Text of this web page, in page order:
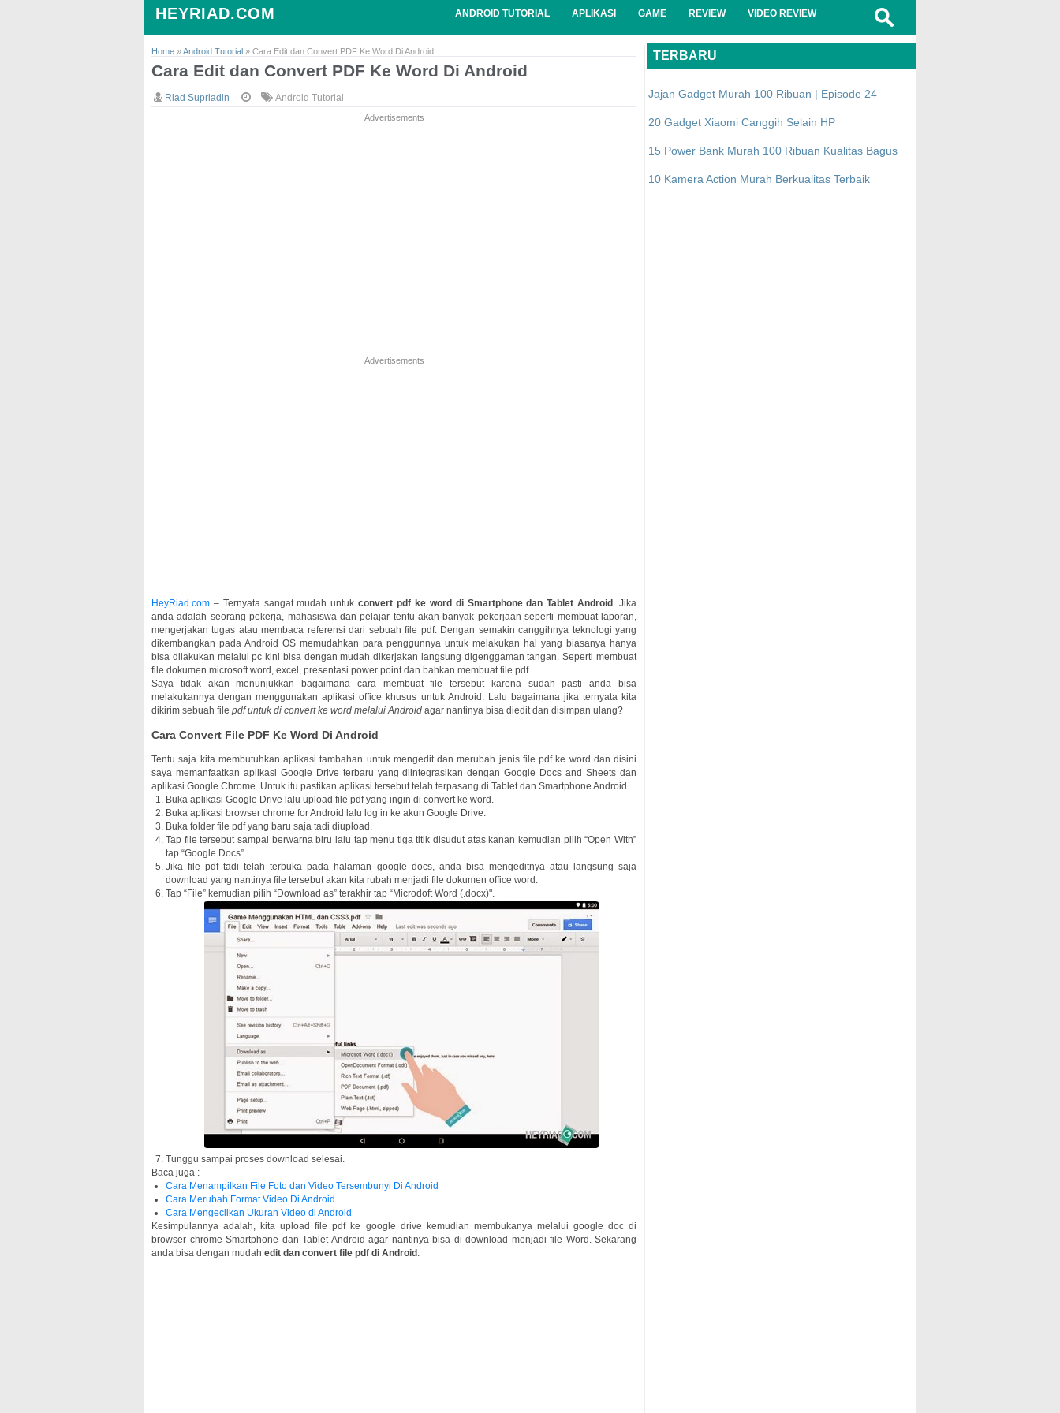
HEYRIAD.COM ANDROID TUTORIAL APLIKASI GAME REVIEW VIDEO REVIEW
Home »Android Tutorial » Cara Edit dan Convert PDF Ke Word Di Android
Cara Edit dan Convert PDF Ke Word Di Android
Riad Supriadin Android Tutorial
Advertisements
Advertisements
HeyRiad.com – Ternyata sangat mudah untukconvert pdf ke word di Smartphone dan Tablet Android . Jika
anda adalah seorang pekerja, mahasiswa dan pelajar tentu akan banyak pekerjaan seperti membuat laporan,
mengerjakan tugas atau membaca referensi dari sebuah file pdf. Dengan semakin canggihnya teknologi yang
dikembangkan pada Android OS memudahkan para penggunnya untuk melakukan hal yang biasanya hanya
bisa dilakukan melalui pc kini bisa dengan mudah dikerjakan langsung digenggaman tangan. Seperti membuat
file dokumen microsoft word, excel, presentasi power point dan bahkan membuat file pdf.
Saya tidak akan menunjukkan bagaimana cara membuat file tersebut karena sudah pasti anda bisa
melakukannya dengan menggunakan aplikasi office khusus untuk Android. Lalu bagaimana jika ternyata kita
dikirim sebuah file pdf untuk di convert ke word melalui Android agar nantinya bisa diedit dan disimpan ulang?
Cara Convert File PDF Ke Word Di Android
Tentu saja kita membutuhkan aplikasi tambahan untuk mengedit dan merubah jenis file pdf ke word dan disini
saya memanfaatkan aplikasi Google Drive terbaru yang diintegrasikan dengan Google Docs and Sheets dan
aplikasi Google Chrome. Untuk itu pastikan aplikasi tersebut telah terpasang di Tablet dan Smartphone Android.
Buka aplikasi Google Drive lalu upload file pdf yang ingin di convert ke word.
Buka aplikasi browser chrome for Android lalu log in ke akun Google Drive.
Buka folder file pdf yang baru saja tadi diupload.
Tap file tersebut sampai berwarna biru lalu tap menu tiga titik disudut atas kanan kemudian pilih “Open With”
tap “Google Docs”.
Jika file pdf tadi telah terbuka pada halaman google docs, anda bisa mengeditnya atau langsung saja
download yang nantinya file tersebut akan kita rubah menjadi file dokumen office word.
Tap “File” kemudian pilih “Download as” terakhir tap “Microdoft Word (.docx)".
Tunggu sampai proses download selesai.
Baca juga :
Cara Menampilkan File Foto dan Video Tersembunyi Di Android
Cara Merubah Format Video Di Android
Cara Mengecilkan Ukuran Video di Android
Kesimpulannya adalah, kita upload file pdf ke google drive kemudian membukanya melalui google doc di
browser chrome Smartphone dan Tablet Android agar nantinya bisa di download menjadi file Word. Sekarang
anda bisa dengan mudah edit dan convert file pdf di Android .
TERBARU
Jajan Gadget Murah 100 Ribuan | Episode 24
20 Gadget Xiaomi Canggih Selain HP
15 Power Bank Murah 100 Ribuan Kualitas Bagus
10 Kamera Action Murah Berkualitas Terbaik